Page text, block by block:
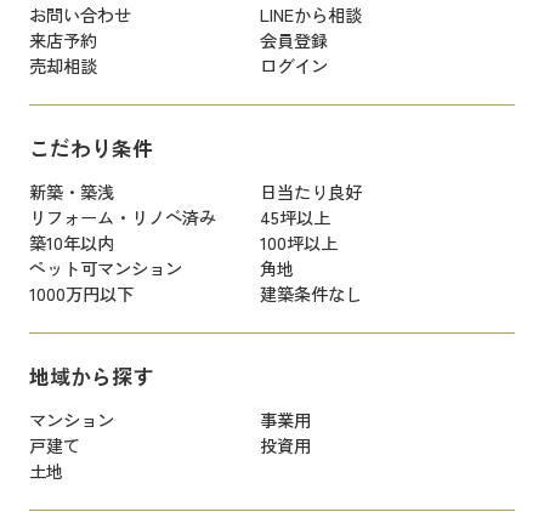
お問い合わせ
LINEから相談
来店予約
会員登録
売却相談
ログイン
こだわり条件
新築・築浅
日当たり良好
リフォーム・リノベ済み
45坪以上
築10年以内
100坪以上
ペット可マンション
角地
1000万円以下
建築条件なし
地域から探す
マンション
事業用
戸建て
投資用
土地